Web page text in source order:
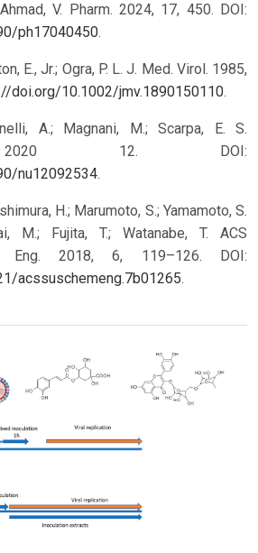
V. Pharm. 2024, 17, 450. DOI:
ph17040450.
E., Jr.; Ogra, P. L. J. Med. Virol. 1985,
doi.org/10.1002/jmv.1890150110.
A.; Magnani, M.; Scarpa, E. S.
2020 12. DOI:
nu12092534.
H.; Marumoto, S.; Yamamoto, S.
M.; Fujita, T.; Watanabe, T. ACS
Eng. 2018, 6, 119–126. DOI:
acssuschemeng.7b01265.